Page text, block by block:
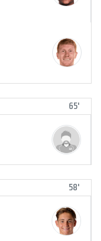
65'
58'